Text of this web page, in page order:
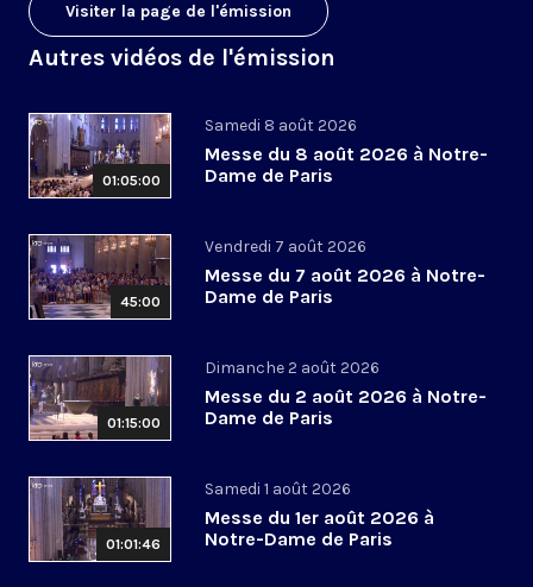
Visiter la page de l'émission
Autres vidéos de l'émission
01:05:00
Samedi 8 août 2026
Messe du 8 août 2026 à Notre-
Dame de Paris
45:00
Vendredi 7 août 2026
Messe du 7 août 2026 à Notre-
Dame de Paris
01:15:00
Dimanche 2 août 2026
Messe du 2 août 2026 à Notre-
Dame de Paris
01:01:46
Samedi 1 août 2026
Messe du 1er août 2026 à
Notre-Dame de Paris